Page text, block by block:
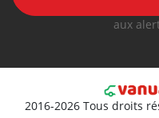
aux
2016-2026 Tous droits